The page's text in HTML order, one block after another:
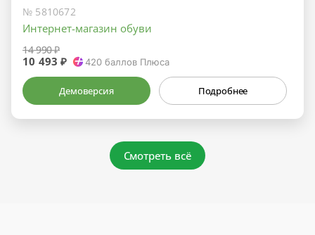
№ 5810672
Интернет-магазин обуви
14 990 ₽
10 493 ₽ 420баллов Плюса
Демоверсия Подробнее
Смотреть всё